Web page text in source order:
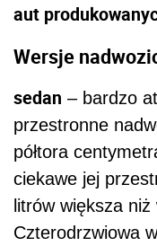
aut
Wersje
sedan – bardzo
przestronne
półtora
ciekawe jej
litrów większa
Czterodrzwiowa